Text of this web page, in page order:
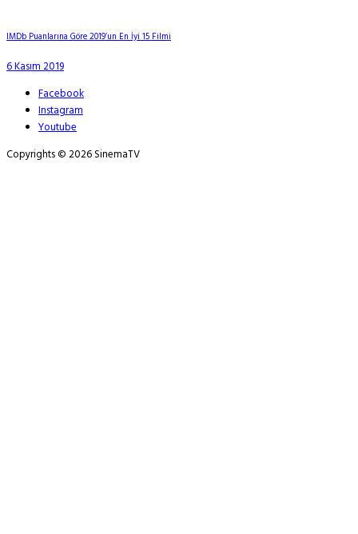
IMDb Puanlarına Göre 2019’un En İyi 15 Filmi
6 Kasım 2019
Facebook
Instagram
Youtube
Copyrights © 2026 SinemaTV